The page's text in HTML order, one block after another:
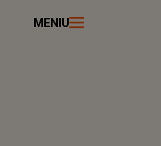
MENIU